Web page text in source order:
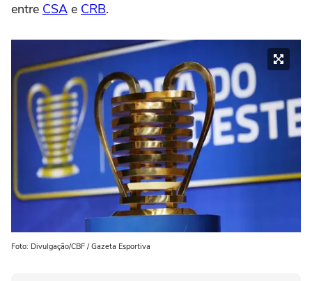
entre CSA e CRB.
Foto: Divulgação/CBF / Gazeta Esportiva